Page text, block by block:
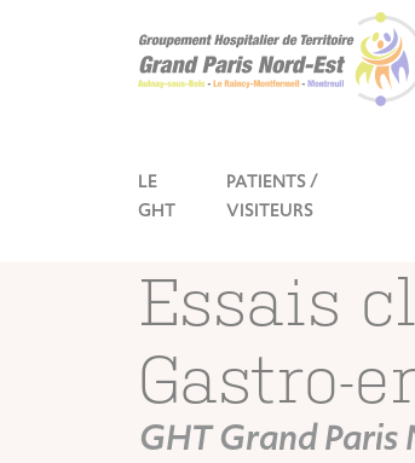
LE
GHT
PATIENTS /
VISITEURS
Essais
Gastro-
GHT Grand Paris